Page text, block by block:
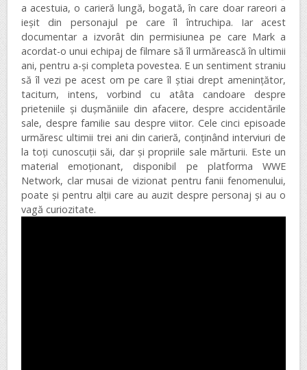
a acestuia, o carieră lungă, bogată, în care doar rareori a
ieșit din personajul pe care îl întruchipa. Iar acest
documentar a izvorât din permisiunea pe care Mark a
acordat-o unui echipaj de filmare să îl urmărească în ultimii
ani, pentru a-și completa povestea. E un sentiment straniu
să îl vezi pe acest om pe care îl știai drept amenințător,
taciturn, intens, vorbind cu atâta candoare despre
prieteniile și dușmăniile din afacere, despre accidentările
sale, despre familie sau despre viitor. Cele cinci episoade
urmăresc ultimii trei ani din carieră, conținând interviuri de
la toți cunoscuții săi, dar și propriile sale mărturii. Este un
material emoționant, disponibil pe platforma WWE
Network, clar musai de vizionat pentru fanii fenomenului,
poate și pentru alții care au auzit despre personaj și au o
vagă curiozitate.